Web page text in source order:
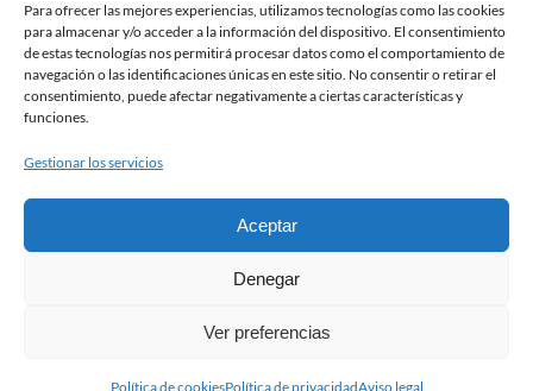
Para ofrecer las mejores experiencias, utilizamos tecnologías como las cookies
para almacenar y/o acceder a la información del dispositivo. El consentimiento
de estas tecnologías nos permitirá procesar datos como el comportamiento de
navegación o las identificaciones únicas en este sitio. No consentir o retirar el
consentimiento, puede afectar negativamente a ciertas características y
funciones.
Gestionar los servicios
Aceptar
Denegar
Ver preferencias
Política de cookiesPolítica de privacidadAviso legal
Fundación Pastor de Estudios Clásicos
Calle Serrano, 107. Madrid, 28006.
915617236
2026 Todos los derechos reservados © Fundación Pastor. Sitio web
Condiciones de contratación
Aviso legal